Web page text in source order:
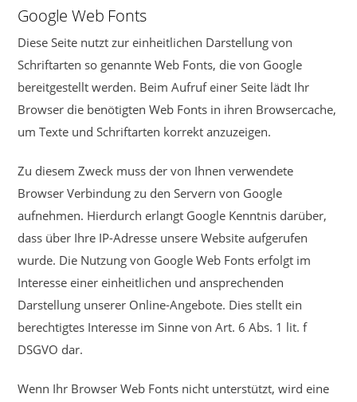
Google Web Fonts
Diese Seite nutzt zur einheitlichen Darstellung von
Schriftarten so genannte Web Fonts, die von Google
bereitgestellt werden. Beim Aufruf einer Seite lädt Ihr
Browser die benötigten Web Fonts in ihren Browsercache,
um Texte und Schriftarten korrekt anzuzeigen.
Zu diesem Zweck muss der von Ihnen verwendete
Browser Verbindung zu den Servern von Google
aufnehmen. Hierdurch erlangt Google Kenntnis darüber,
dass über Ihre IP-Adresse unsere Website aufgerufen
wurde. Die Nutzung von Google Web Fonts erfolgt im
Interesse einer einheitlichen und ansprechenden
Darstellung unserer Online-Angebote. Dies stellt ein
berechtigtes Interesse im Sinne von Art. 6 Abs. 1 lit. f
DSGVO dar.
Wenn Ihr Browser Web Fonts nicht unterstützt, wird eine